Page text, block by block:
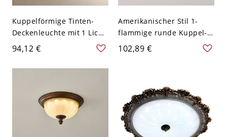
Kuppelförmige Tinten-
Deckenleuchte mit 1 Licht,
Legierung, Glas-Schirm,
Trendige Deckenmontage,
110V-120V, 12,5"
94,12 €
Amerikanischer Stil 1-
flammige runde Kuppel-
Deckenleuchte für
Schlafzimmer - 110V-120V
102,89 €